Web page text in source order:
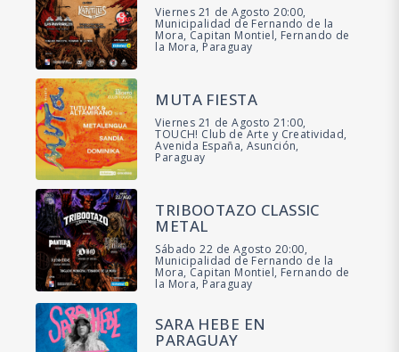
Viernes 21 de Agosto 20:00,
Municipalidad de Fernando de la
Mora, Capitan Montiel, Fernando de
la Mora, Paraguay
MUTA FIESTA
Viernes 21 de Agosto 21:00,
TOUCH! Club de Arte y Creatividad,
Avenida España, Asunción,
Paraguay
TRIBOOTAZO CLASSIC
METAL
Sábado 22 de Agosto 20:00,
Municipalidad de Fernando de la
Mora, Capitan Montiel, Fernando de
la Mora, Paraguay
SARA HEBE EN
PARAGUAY